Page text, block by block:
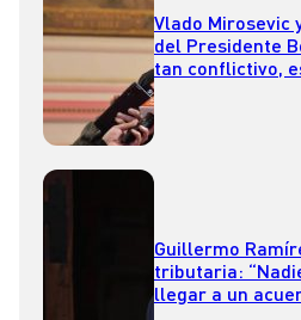
Vlado Mirosevic
del Presidente
tan conflictivo,
Guillermo
tributaria:
llegar a un